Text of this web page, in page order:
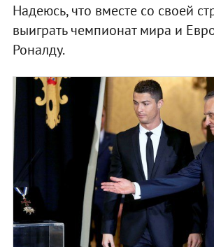
Надеюсь, что вместе со своей
выиграть чемпионат мира и
Роналду.